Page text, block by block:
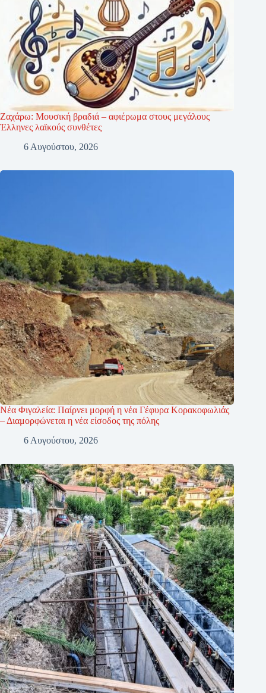
Ζαχάρω: Μουσική βραδιά – αφιέρωμα στους μεγάλους
Έλληνες λαϊκούς συνθέτες
6 Αυγούστου, 2026
Νέα Φιγαλεία: Παίρνει μορφή η νέα Γέφυρα Κορακοφωλιάς
– Διαμορφώνεται η νέα είσοδος της πόλης
6 Αυγούστου, 2026